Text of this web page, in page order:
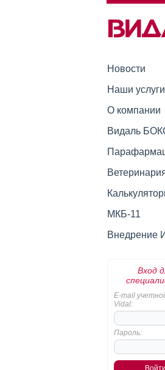
Новости
Наши услуги
О компании
Видаль
МКБ-11
Внедрение
Вход
E-mail
Vidal:
Пароль: